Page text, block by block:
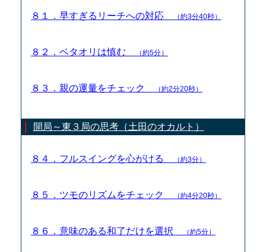
８１．早すぎるリーチへの対応 （約3分40秒）
８２．ベタオリは慎む （約5分）
８３．親の運量をチェック （約2分20秒）
開局～東３局の思考（土田のオカルト）
８４．フルスイングを心がける （約3分）
８５．ツモのリズムをチェック （約4分20秒）
８６．意味のある和了だけを選択 （約5分）